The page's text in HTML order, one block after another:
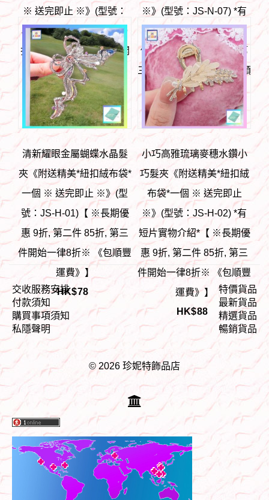
※ 送完即止 ※》(型號：
JS-N-05)【 ※長期優惠 9
折, 第二件 85折, 第三件開
始一律8折※ 《包順豐運
費》】
HK$98
※》(型號：JS-N-07) *有
短片實物介紹* 【 ※長期
優惠 9折, 第二件 85折, 第
三件開始一律8折※ 《包順
豐運費》】
HK$88
清新耀眼金屬蝴蝶水晶髮
夾《附送精美*紐扣絨布袋*
一個 ※ 送完即止 ※》(型
號：JS-H-01)【 ※長期優
惠 9折, 第二件 85折, 第三
件開始一律8折※ 《包順豐
運費》】
HK$78
小巧高雅琉璃麥穗水鑽小
巧髮夾《附送精美*紐扣絨
布袋*一個 ※ 送完即止
※》(型號：JS-H-02) *有
短片實物介紹*【 ※長期優
惠 9折, 第二件 85折, 第三
件開始一律8折※ 《包順豐
運費》】
HK$88
交收服務安排
付款須知
購買事項須知
私隱聲明
特價貨品
最新貨品
精選貨品
暢銷貨品
© 2026 珍妮特飾品店